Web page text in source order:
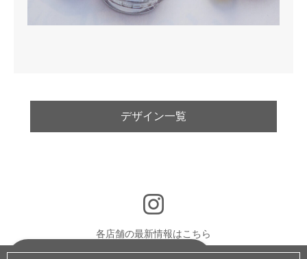
デザイン一覧
各店舗の最新情報はこちら